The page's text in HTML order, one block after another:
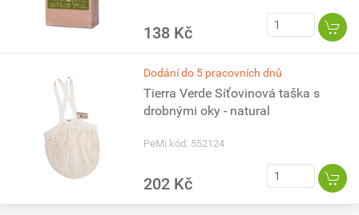
138 Kč
Dodání do 5 pracovních dnů
Tierra Verde Síťovinová taška s
drobnými oky - natural
PeMi kód: 552124
202 Kč